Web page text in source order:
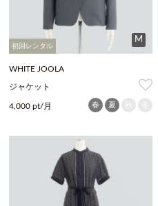
初回レンタル
M
WHITE JOOLA
ジャケット
4,000 pt/月 春 夏